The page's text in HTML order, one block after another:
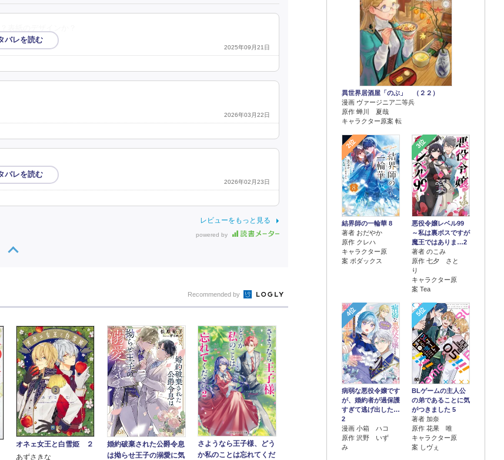
2025年09月21日
2026年03月22日
2026年02月23日
レビューをもっと見る
powered by
異世界居酒屋「のぶ」 （２２）
漫画 ヴァージニア二等兵
原作 蝉川 夏哉
キャラクター原案 転
2位
結界師の一輪華 8
著者 おだやか
原作 クレハ
キャラクター原
案 ボダックス
3位
悪役令嬢レベル99
～私は裏ボスですが
魔王ではありま…2
著者 のこみ
原作 七夕 さと
り
キャラクター原
案 Tea
4位
病弱な悪役令嬢です
が、婚約者が過保護
すぎて逃げ出した…
2
漫画 小箱 ハコ
原作 沢野 いず
み
5位
BLゲームの主人公
の弟であることに気
がつきました 5
著者 加奈
原作 花果 唯
キャラクター原
案 しヴぇ
Recommended by
オネェ女王と白雪姫 ２
あずさきな
婚約破棄された公爵令息
は拗らせ王子の溺愛に気
さようなら王子様、どう
か私のことは忘れてくだ